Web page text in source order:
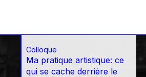
Colloque
Ma pratique artistique: ce
qui se cache derrière le